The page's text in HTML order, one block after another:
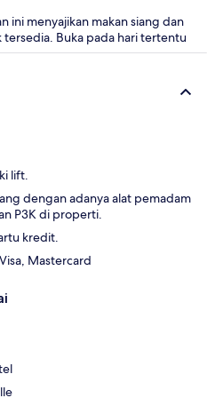
ini menyajikan makan siang dan
tersedia. Buka pada hari tertentu
lift.
dengan adanya alat pemadam
P3K di properti.
kredit.
Mastercard